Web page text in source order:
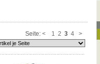
ist aus unserem täglichen
gesunde Alternative zu
und zudem recht
unsere Früchtetees stets ein
Seite:< 1 2 3 4
>